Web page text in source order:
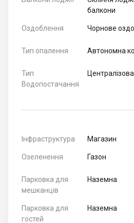
балкони
Оздоблення Чорнове
Тип опалення Автономна
Тип
Водопостачання
Інфраструктура Магазин
Озеленення Газон
Парковка для
мешканців
Наземна
Парковка для
гостей
Наземна